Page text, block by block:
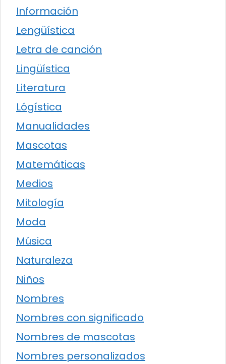
Información
Lengüística
Letra de canción
Lingüística
Literatura
Lógística
Manualidades
Mascotas
Matemáticas
Medios
Mitología
Moda
Música
Naturaleza
Niños
Nombres
Nombres con significado
Nombres de mascotas
Nombres personalizados